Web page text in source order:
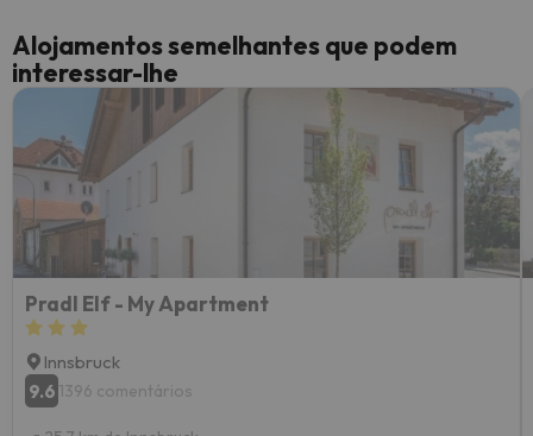
Alojamentos semelhantes que podem
interessar-lhe
Pradl Elf - My Apartment
Innsbruck
9.6 1396 comentários